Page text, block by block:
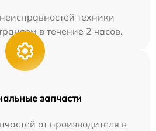
техники
в течение 2 часов.
запчасти
от производителя в